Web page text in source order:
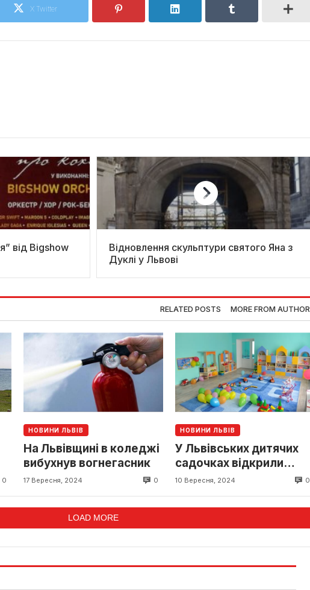
X Twitter
Відновлення скульптури святого Яна з
Дуклі у Львові
RELATED POSTS MORE FROM AUTHOR
0
НОВИНИ ЛЬВІВ
На Львівщині в коледжі
вибухнув вогнегасник
17 Вересня, 2024 0
НОВИНИ ЛЬВІВ
У Львівських дитячих
садочках відкрили
групи від 12 місяців
10 Вересня, 2024 0
LOAD MORE